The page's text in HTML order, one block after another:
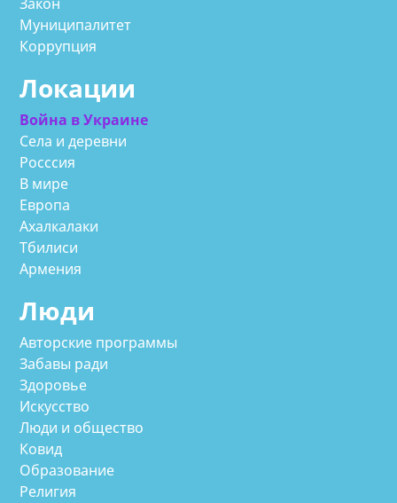
Муниципалитет
Коррупция
Локации
Война в Украине
Села и деревни
Росссия
В мире
Европа
Ахалкалаки
Тбилиси
Армения
Люди
Авторские программы
Забавы ради
Здоровье
Искусство
Люди и общество
Ковид
Образование
Религия